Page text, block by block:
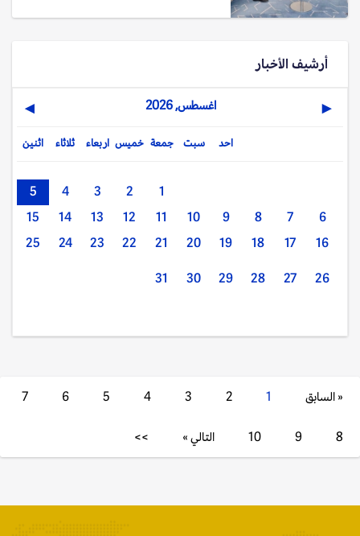
أرشيف الأخبار
◀ اغسطس, 2026 ▶
اثنين ثلاثاء اربعاء خميس جمعة سبت احد
1
2
3
4
5
6
7
8
9
10
11
12
13
14
15
16
17
18
19
20
21
22
23
24
25
26
27
28
29
30
31
« السابق 1
2
3
4
5
6
7
8
9
10 التالي » >>